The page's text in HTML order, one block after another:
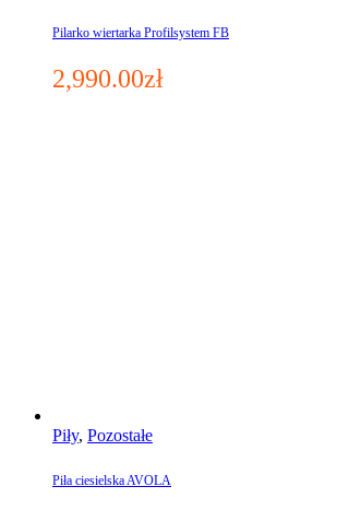
Pilarko wiertarka Profilsystem FB
2,990.00zł
Piły, Pozostałe
Piła ciesielska AVOLA